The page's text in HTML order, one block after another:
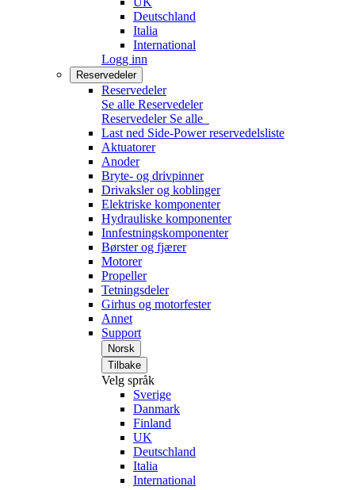
Deutschland
Italia
International
Logg inn
Reservedeler
Reservedeler
Se alle Reservedeler
Reservedeler Se alle
Last ned Side-Power reservedelsliste
Aktuatorer
Anoder
Bryte- og drivpinner
Drivaksler og koblinger
Elektriske komponenter
Hydrauliske komponenter
Innfestningskomponenter
Børster og fjærer
Motorer
Propeller
Tetningsdeler
Girhus og motorfester
Annet
Support
Norsk
Tilbake
Velg språk
Sverige
Danmark
Finland
UK
Deutschland
Italia
International